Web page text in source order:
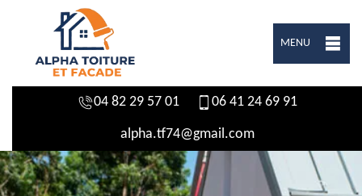
MENU
04 82 29 57 01 06 41 24 69 91
alpha.tf74@gmail.com